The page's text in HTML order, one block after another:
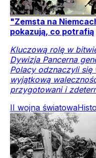
"Zemsta na
pokazują, co potrafią
Kluczową rolę w
Dywizja Pancerna
Polacy odznaczyli
wyjątkową
przygotowani i
II wojna światowa